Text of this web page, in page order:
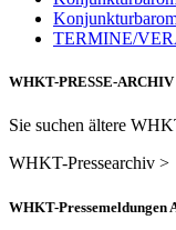
TERMINE/
WHKT-PRESSE-ARCHIV
Sie suchen ältere
WHKT-Pressearchiv >
WHKT-Pressemeldungen